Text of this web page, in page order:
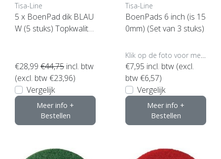
Tisa-Line
5 x BoenPad dik BLAU
W (5 stuks) Topkwalitei
€28,99 €44,75 incl. btw
(excl. btw €23,96)
Vergelijk
Meer info +
Bestellen
Tisa-Line
BoenPads 6 inch (is 15
0mm) (Set van 3 stuks)
€7,95 incl. btw (excl.
btw €6,57)
Vergelijk
Meer info +
Bestellen